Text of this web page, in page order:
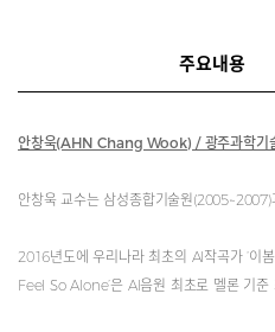
주요내용
안창욱(AHN Chang Wook) / 광주과학기
안창욱 교수는 삼성종합기술원
2016년도에 우리나라 최초의 AI작곡가 ‘이
Feel So Alone’은 AI음원 최초로 멜론 기